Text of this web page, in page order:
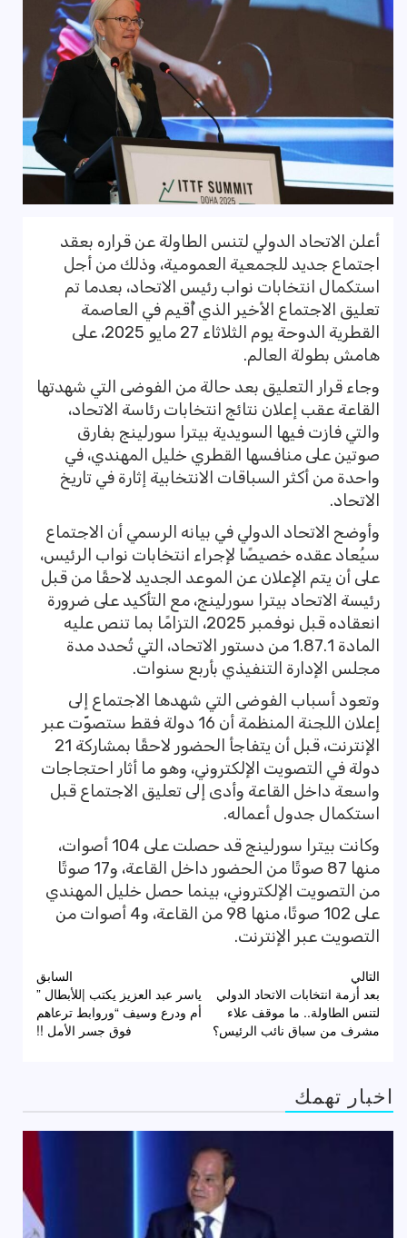
أعلن الاتحاد الدولي لتنس الطاولة عن قراره بعقد
اجتماع جديد للجمعية العمومية، وذلك من أجل
استكمال انتخابات نواب رئيس الاتحاد، بعدما تم
تعليق الاجتماع الأخير الذي أُقيم في العاصمة
القطرية الدوحة يوم الثلاثاء 27 مايو 2025، على
هامش بطولة العالم.
وجاء قرار التعليق بعد حالة من الفوضى التي شهدتها
القاعة عقب إعلان نتائج انتخابات رئاسة الاتحاد،
والتي فازت فيها السويدية بيترا سورلينج بفارق
صوتين على منافسها القطري خليل المهندي، في
واحدة من أكثر السباقات الانتخابية إثارة في تاريخ
الاتحاد.
وأوضح الاتحاد الدولي في بيانه الرسمي أن الاجتماع
سيُعاد عقده خصيصًا لإجراء انتخابات نواب الرئيس،
على أن يتم الإعلان عن الموعد الجديد لاحقًا من قبل
رئيسة الاتحاد بيترا سورلينج، مع التأكيد على ضرورة
انعقاده قبل نوفمبر 2025، التزامًا بما تنص عليه
المادة 1.87.1 من دستور الاتحاد، التي تُحدد مدة
مجلس الإدارة التنفيذي بأربع سنوات.
وتعود أسباب الفوضى التي شهدها الاجتماع إلى
إعلان اللجنة المنظمة أن 16 دولة فقط ستصوّت عبر
الإنترنت، قبل أن يتفاجأ الحضور لاحقًا بمشاركة 21
دولة في التصويت الإلكتروني، وهو ما أثار احتجاجات
واسعة داخل القاعة وأدى إلى تعليق الاجتماع قبل
استكمال جدول أعماله.
وكانت بيترا سورلينج قد حصلت على 104 أصوات،
منها 87 صوتًا من الحضور داخل القاعة، و17 صوتًا
من التصويت الإلكتروني، بينما حصل خليل المهندي
على 102 صوتًا، منها 98 من القاعة، و4 أصوات من
التصويت عبر الإنترنت.
تصفّح
المقالات
السابق
ياسر عبد العزيز يكتب |للأبطال ”
أم ودرع وسيف “وروابط ترعاهم
فوق جسر الأمل !!
التالي
بعد أزمة انتخابات الاتحاد الدولي
لتنس الطاولة.. ما موقف علاء
مشرف من سباق نائب الرئيس؟
اخبار تهمك